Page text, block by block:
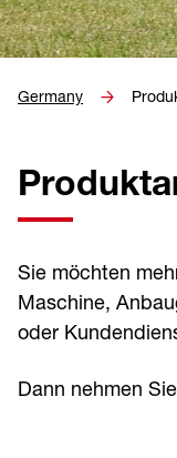
Germany
Sie möchten
Maschine,
oder
Dann nehmen